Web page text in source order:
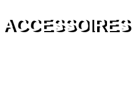
ACCESSOIRES